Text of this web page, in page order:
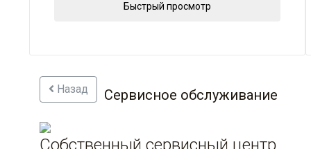
Быстрый просмотр
Назад Сервисное обслуживание
Собственный сервисный центр